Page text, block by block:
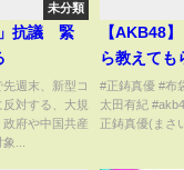
未分類
」抗議 緊
週末、新型コ
対する、大規
府や中国共産
...
【AKB48
ら教えても
ーレットを
【正鋳真優
#正鋳真優 #布
太田有紀
正鋳真優(まさ